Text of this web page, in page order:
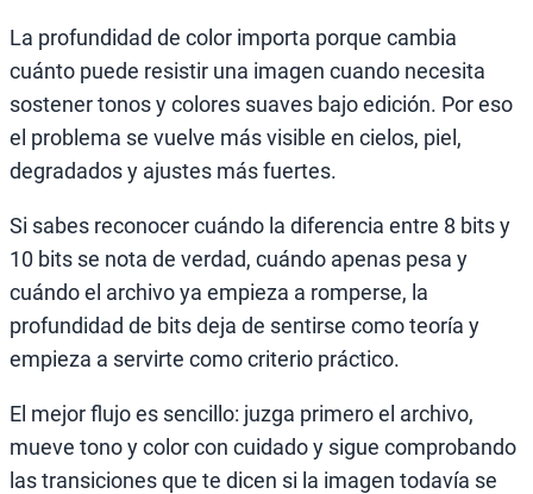
La profundidad de color importa porque cambia
cuánto puede resistir una imagen cuando necesita
sostener tonos y colores suaves bajo edición. Por eso
el problema se vuelve más visible en cielos, piel,
degradados y ajustes más fuertes.
Si sabes reconocer cuándo la diferencia entre 8 bits y
10 bits se nota de verdad, cuándo apenas pesa y
cuándo el archivo ya empieza a romperse, la
profundidad de bits deja de sentirse como teoría y
empieza a servirte como criterio práctico.
El mejor flujo es sencillo: juzga primero el archivo,
mueve tono y color con cuidado y sigue comprobando
las transiciones que te dicen si la imagen todavía se